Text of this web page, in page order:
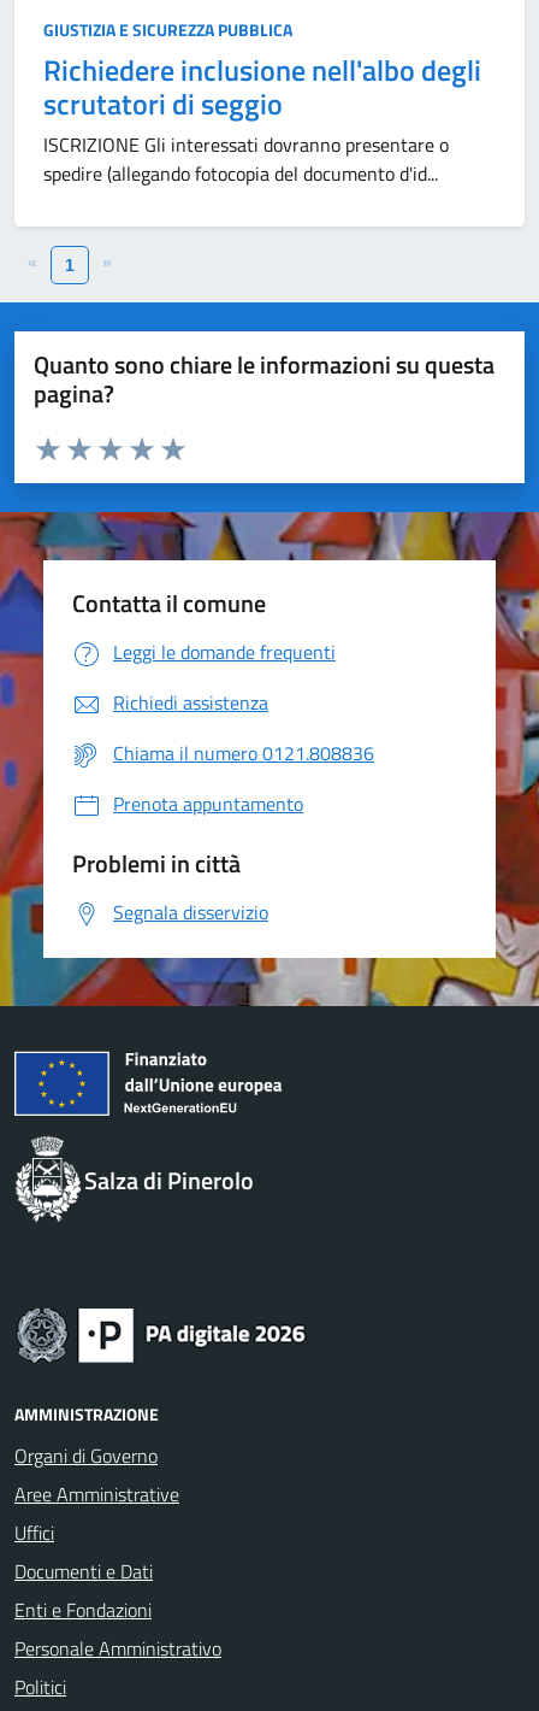
GIUSTIZIA E SICUREZZA PUBBLICA
Richiedere inclusione nell'albo degli
scrutatori di seggio
ISCRIZIONE Gli interessati dovranno presentare o
spedire (allegando fotocopia del documento d'id...
« 1 »
Quanto sono chiare le informazioni su questa
pagina?
Valuta da 1 a 5 stelle la pagina
Valuta 5 stelle su 5
Valuta 4 stelle su 5
Valuta 3 stelle su 5
Valuta 2 stelle su 5
Valuta 1 stelle su 5
Contatta il comune
Leggi le domande frequenti
Richiedi assistenza
Chiama il numero 0121.808836
Prenota appuntamento
Problemi in città
Segnala disservizio
Salza di Pinerolo
AMMINISTRAZIONE
Organi di Governo
Aree Amministrative
Uffici
Documenti e Dati
Enti e Fondazioni
Personale Amministrativo
Politici